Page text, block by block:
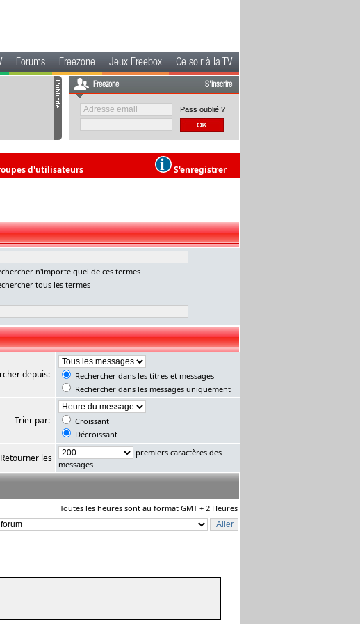
Forums Freezone Jeux Freebox Ce soir à la TV
Freezone S'inscrire
Pass oublié ?
d'utilisateurs S'enregistrer
n'importe quel de ces termes
tous les termes
depuis:
Rechercher dans les titres et messages
Rechercher dans les messages uniquement
Trier par:
Croissant
Décroissant
Retourner les
premiers caractères des
messages
Toutes les heures sont au format GMT + 2 Heures